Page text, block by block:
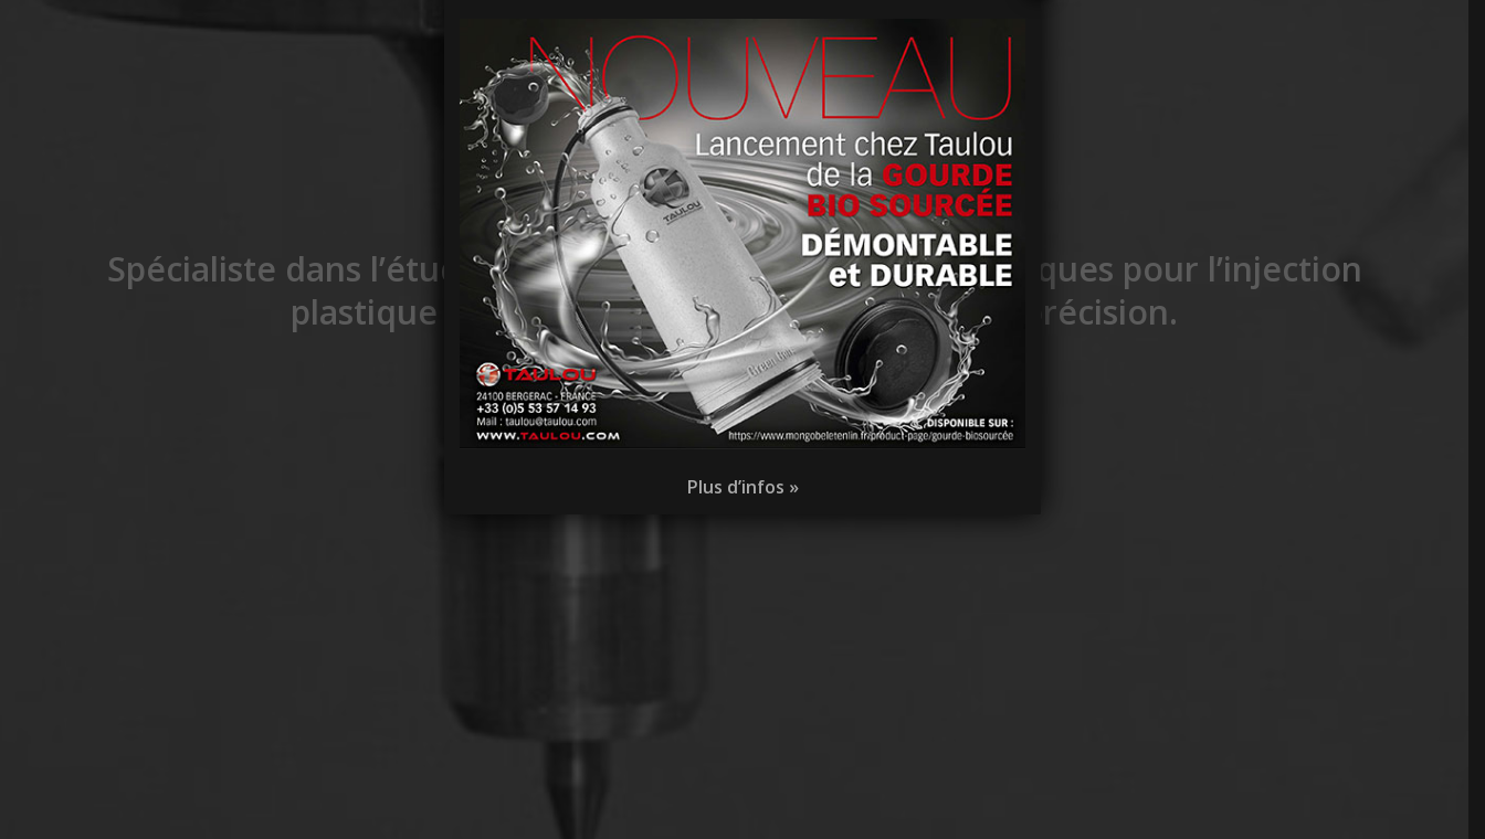
Spécialiste dans l’étude et la fabrication de moules métalliques pour l’injection
plastique et de pièces mécaniques de grande précision.
MOULES MÉTALLIQUES INJECTION PLASTIQUE
Plus d’infos »